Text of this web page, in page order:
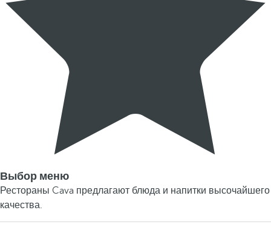
Выбор меню
Рестораны Cava предлагают блюда и напитки высочайшего
качества.